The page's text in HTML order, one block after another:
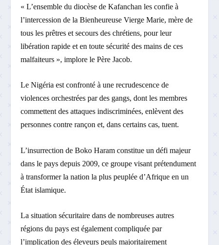
« L’ensemble du diocèse de Kafanchan les confie à
l’intercession de la Bienheureuse Vierge Marie, mère de
tous les prêtres et secours des chrétiens, pour leur
libération rapide et en toute sécurité des mains de ces
malfaiteurs », implore le Père Jacob.
Le Nigéria est confronté à une recrudescence de
violences orchestrées par des gangs, dont les membres
commettent des attaques indiscriminées, enlèvent des
personnes contre rançon et, dans certains cas, tuent.
L’insurrection de Boko Haram constitue un défi majeur
dans le pays depuis 2009, ce groupe visant prétendument
à transformer la nation la plus peuplée d’Afrique en un
État islamique.
La situation sécuritaire dans de nombreuses autres
régions du pays est également compliquée par
l’implication des éleveurs peuls majoritairement